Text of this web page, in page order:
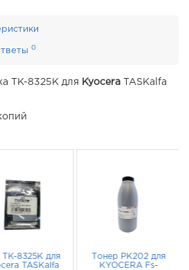
0
TK-8325K для Kyocera
TASKalfa
для
Тонер PK202 для
KYOCERA Fs-